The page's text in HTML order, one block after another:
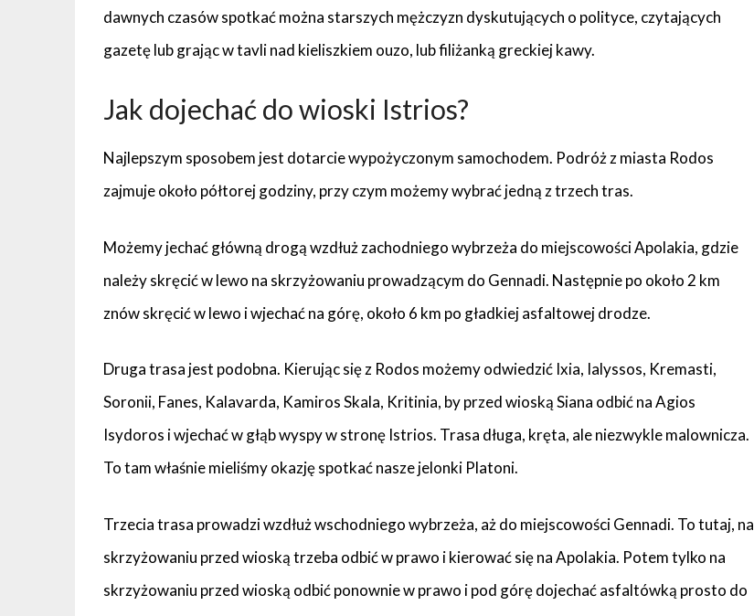
dawnych czasów spotkać można starszych mężczyzn dyskutujących o polityce, czytających
gazetę lub grając w tavli nad kieliszkiem ouzo, lub filiżanką greckiej kawy.
Jak dojechać do wioski Istrios?
Najlepszym sposobem jest dotarcie wypożyczonym samochodem. Podróż z miasta Rodos
zajmuje około półtorej godziny, przy czym możemy wybrać jedną z trzech tras.
Możemy jechać główną drogą wzdłuż zachodniego wybrzeża do miejscowości Apolakia, gdzie
należy skręcić w lewo na skrzyżowaniu prowadzącym do Gennadi. Następnie po około 2 km
znów skręcić w lewo i wjechać na górę, około 6 km po gładkiej asfaltowej drodze.
Druga trasa jest podobna. Kierując się z Rodos możemy odwiedzić Ixia, Ialyssos, Kremasti,
Soronii, Fanes, Kalavarda, Kamiros Skala, Kritinia, by przed wioską Siana odbić na Agios
Isydoros i wjechać w głąb wyspy w stronę Istrios. Trasa długa, kręta, ale niezwykle malownicza.
To tam właśnie mieliśmy okazję spotkać nasze jelonki Platoni.
Trzecia trasa prowadzi wzdłuż wschodniego wybrzeża, aż do miejscowości Gennadi. To tutaj, na
skrzyżowaniu przed wioską trzeba odbić w prawo i kierować się na Apolakia. Potem tylko na
skrzyżowaniu przed wioską odbić ponownie w prawo i pod górę dojechać asfaltówką prosto do